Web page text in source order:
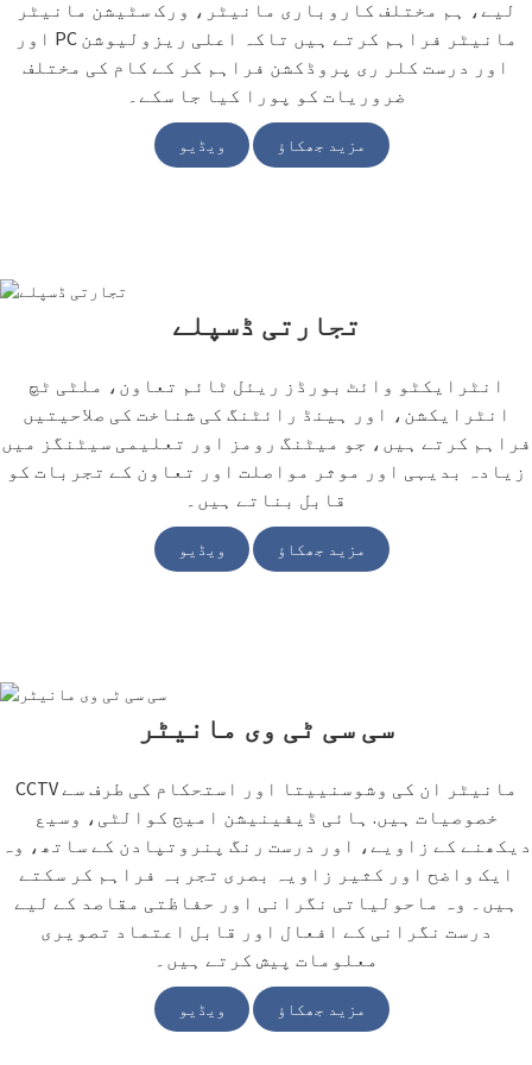
لیے، ہم مختلف کاروباری مانیٹر، ورک سٹیشن مانیٹر
اور PC مانیٹر فراہم کرتے ہیں تاکہ اعلی ریزولیوشن
اور درست کلر ری پروڈکشن فراہم کر کے کام کی مختلف
ضروریات کو پورا کیا جا سکے۔
مزید جھکاؤ ویڈیو
تجارتی ڈسپلے
انٹرایکٹو وائٹ بورڈز ریئل ٹائم تعاون، ملٹی ٹچ
انٹرایکشن، اور ہینڈ رائٹنگ کی شناخت کی صلاحیتیں
فراہم کرتے ہیں، جو میٹنگ رومز اور تعلیمی سیٹنگز میں
زیادہ بدیہی اور موثر مواصلت اور تعاون کے تجربات کو
قابل بناتے ہیں۔
مزید جھکاؤ ویڈیو
سی سی ٹی وی مانیٹر
CCTV مانیٹر ان کی وشوسنییتا اور استحکام کی طرف سے
خصوصیات ہیں. ہائی ڈیفینیشن امیج کوالٹی، وسیع
دیکھنے کے زاویے، اور درست رنگ پنروتپادن کے ساتھ، وہ
ایک واضح اور کثیر زاویہ بصری تجربہ فراہم کر سکتے
ہیں۔ وہ ماحولیاتی نگرانی اور حفاظتی مقاصد کے لیے
درست نگرانی کے افعال اور قابل اعتماد تصویری
معلومات پیش کرتے ہیں۔
مزید جھکاؤ ویڈیو